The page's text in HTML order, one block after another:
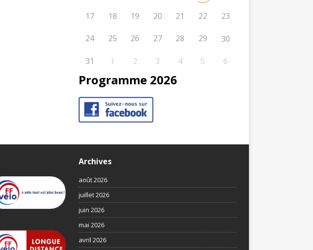
17 18 19 20 21 22 23
24 25 26 27 28 29 30
31 1 2 3 4 5 6
Programme 2026
Archives
août 2026
juillet 2026
juin 2026
mai 2026
avril 2026